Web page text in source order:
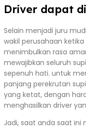
Driver dapat
Selain menjadi juru
wakil perusahaan
menimbulkan rasa
mewajibkan seluruh
sepenuh hati. untuk
panjang perekrutan
yang ketat, dengan
menghasilkan driver
Jadi, saat anda saat ini